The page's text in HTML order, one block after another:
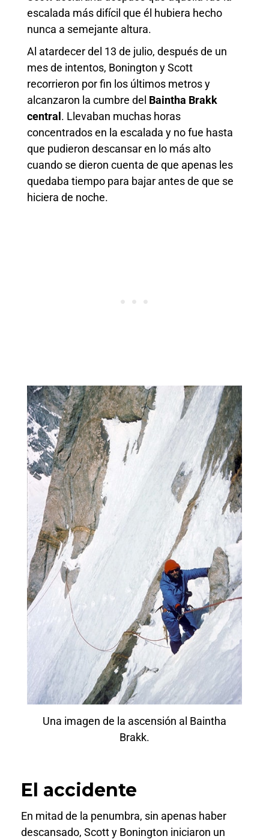
escalada más difícil que él hubiera hecho
nunca a semejante altura.
Al atardecer del 13 de julio, después de un
mes de intentos, Bonington y Scott
recorrieron por fin los últimos metros y
alcanzaron la cumbre del Baintha Brakk
central . Llevaban muchas horas
concentrados en la escalada y no fue hasta
que pudieron descansar en lo más alto
cuando se dieron cuenta de que apenas les
quedaba tiempo para bajar antes de que se
hiciera de noche.
Una imagen de la ascensión al Baintha
Brakk.
El accidente
En mitad de la penumbra, sin apenas haber
descansado, Scott y Bonington iniciaron un